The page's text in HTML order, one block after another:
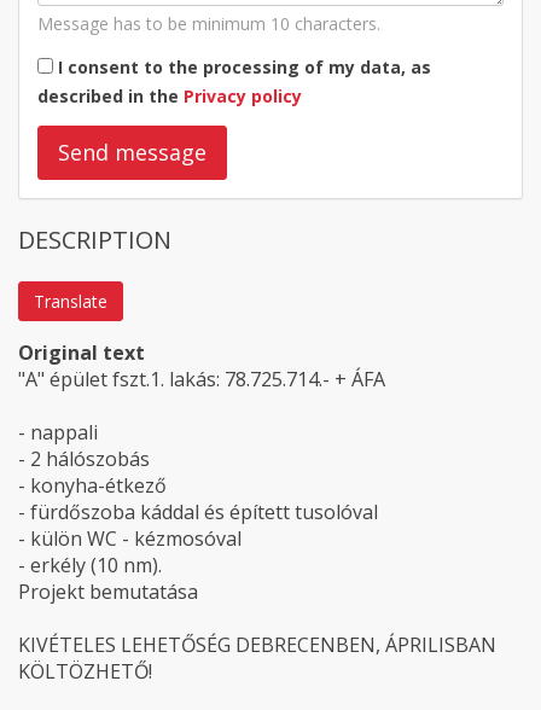
Message has to be minimum 10 characters.
I consent to the processing of my data, as
described in the Privacy policy
Send message
DESCRIPTION
Translate
Original text
"A" épület fszt.1. lakás: 78.725.714.- + ÁFA
- nappali
- 2 hálószobás
- konyha-étkező
- fürdőszoba káddal és épített tusolóval
- külön WC - kézmosóval
- erkély (10 nm).
Projekt bemutatása
KIVÉTELES LEHETŐSÉG DEBRECENBEN, ÁPRILISBAN
KÖLTÖZHETŐ!